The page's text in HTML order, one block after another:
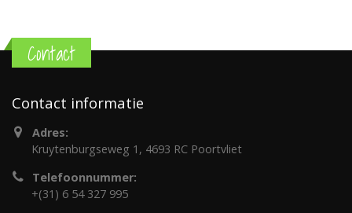
Contact
Contact informatie
Adres:
Kruytenburgseweg 1, 4693 RC Poortvliet
Telefoonnummer:
+(31) 6 54 327 995